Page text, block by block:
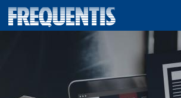
Direkt
zum
Inhalt